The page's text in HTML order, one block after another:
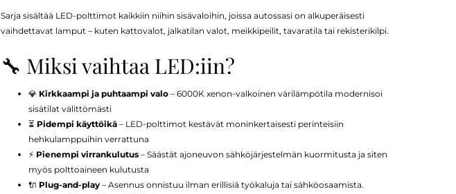
Sarja sisältää LED-polttimot kaikkiin niihin sisävaloihin, joissa autossasi on alkuperäisesti
vaihdettavat lamput – kuten kattovalot, jalkatilan valot, meikkipeilit, tavaratila tai rekisterikilpi.
🔧 Miksi vaihtaa LED:iin?
💎 Kirkkaampi ja puhtaampi valo – 6000K xenon-valkoinen värilämpötila modernisoi
sisätilat välittömästi
⏳ Pidempi käyttöikä – LED-polttimot kestävät moninkertaisesti perinteisiin
hehkulamppuihin verrattuna
⚡ Pienempi virrankulutus – Säästät ajoneuvon sähköjärjestelmän kuormitusta ja siten
myös polttoaineen kulutusta
🔌 Plug-and-play – Asennus onnistuu ilman erillisiä työkaluja tai sähköosaamista.